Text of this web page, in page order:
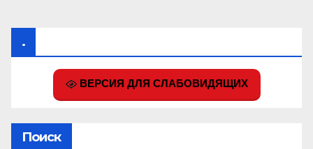
.
ВЕРСИЯ ДЛЯ СЛАБОВИДЯЩИХ
Поиск